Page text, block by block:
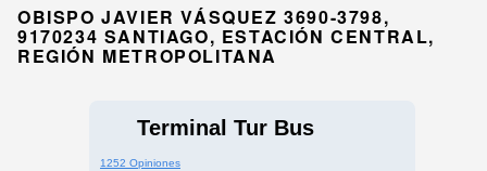
OBISPO JAVIER VÁSQUEZ 3690-3798,
9170234 SANTIAGO, ESTACIÓN CENTRAL,
REGIÓN METROPOLITANA
Terminal Tur Bus
1252 Opiniones